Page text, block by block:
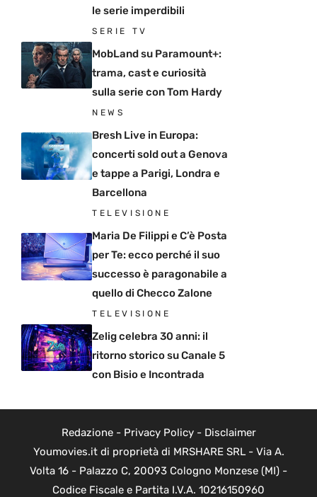
le serie imperdibili
SERIE TV
MobLand su Paramount+:
trama, cast e curiosità
sulla serie con Tom Hardy
NEWS
Bresh Live in Europa:
concerti sold out a Genova
e tappe a Parigi, Londra e
Barcellona
TELEVISIONE
Maria De Filippi e C’è Posta
per Te: ecco perché il suo
successo è paragonabile a
quello di Checco Zalone
TELEVISIONE
Zelig celebra 30 anni: il
ritorno storico su Canale 5
con Bisio e Incontrada
Redazione- Privacy Policy- Disclaimer
Youmovies.it di proprietà di MRSHARE SRL - Via A.
Volta 16 - Palazzo C, 20093 Cologno Monzese (MI) -
Codice Fiscale e Partita I.V.A. 10216150960